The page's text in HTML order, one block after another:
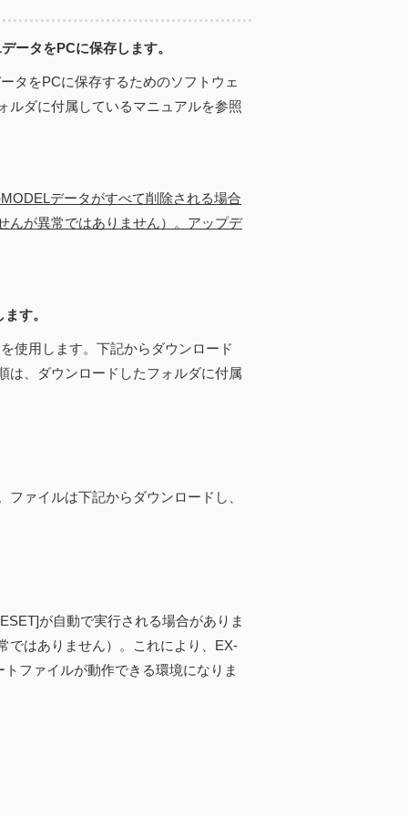
ータをPCに保存します。
タをPCに保存するためのソフトウェ
ルダに付属しているマニュアルを参照
データがすべて削除される場合
んが異常ではありません）。アップデ
す。
使用します。下記からダウンロード
は、ダウンロードしたフォルダに付属
ァイルは下記からダウンロードし、
が自動で実行される場合がありま
ではありません）。これにより、EX-
ファイルが動作できる環境になりま